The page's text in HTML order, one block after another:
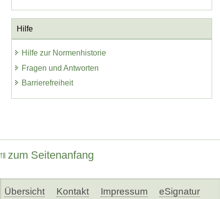
Hilfe
Hilfe zur Normenhistorie
Fragen und Antworten
Barrierefreiheit
zum Seitenanfang
Übersicht Kontakt Impressum eSignatur